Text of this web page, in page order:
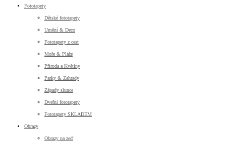
Fototapety
Dětské fototapety
Umění & Deco
Fototapety z cest
Moře & Pláže
Příroda a Květiny
Parky & Zahrady
Západy slunce
Dveřní fototapety
Fototapety SKLADEM
Obrazy
Obrazy na zeď